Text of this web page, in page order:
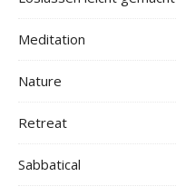
Meditation
Nature
Retreat
Sabbatical